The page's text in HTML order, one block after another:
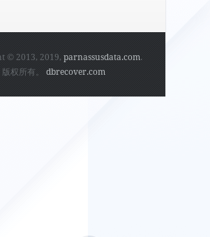
© 2013, 2019, parnassusdata.com.
版权所有。 dbrecover.com